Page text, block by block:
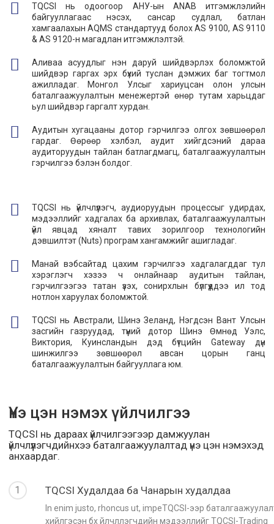
TQCSI нь одоогоор АНУ-ын ANAB итгэмжлэлийн
байгууллагаас нэсэх, сансар судлал, батлан
хамгаалахын AQMS стандартууд болох AS 9100, AS 9110
& AS 9120-н магадлан итгэмжлэлтэй.
Аливаа асуудлыг нэн даруй шийдвэрлэх боломжтой
шийдвэр гаргах эрх бүхий туслан дэмжих баг тогтмол
ажилладаг. Монгол Улсыг хариуцсан олон улсын
баталгаажуулалтын менежертэй өнөр тутам харьцдаг
ьул шийдвэр гаргалт хурдан.
Аудитын хугацааны дотор гэрчилгээ олгох зөвшөөрөл
гардаг. Өөрөөр хэлбэл, аудит хийгдсэний дараа
аудиторуудын тайлан батлагдмагц, баталгаажуулалтын
гэрчилгээ бэлэн болдог.
TQCSI нь үйлчлүүлэгч, аудиоруудын процессыг удирдах,
мэдээллийг хадгалах ба архивлах, баталгаажуулалтын
үйл явцад хяналт тавих зорилгоор технологийн
дэвшилтэт (Nuts) програм хангамжийг ашигладаг.
Манай вэбсайтад цахим гэрчилгээ хадгалагддаг тул
хэрэглэгч хэзээ ч онлайнаар аудитын тайлан,
гэрчилгээгээ татан үзэх, сонирхлын бүлгүүддээ ил тод
нотлон харуулах боломжтой.
TQCSI нь Австрали, Шинэ Зеланд, Нэгдсэн Вант Улсын
засгийн газруудад, түүний дотор Шинэ Өмнөд Уэлс,
Виктория, Куинсландын дэд бүтцийн Gateway дүн
шинжилгээ зөвшөөрөл авсан цорын ганц
баталгаажуулалтын байгууллага юм.
Үнэ цэн нэмэх үйлчилгээ
TQCSI нь дараах үйлчилгээгээр дамжуулан
үйлчлүүлэгчдийнхээ баталгаажуулалтад үнэ цэн нэмэхэд
анхаардаг.
1 TQCSI Худалдаа ба Чанарын худалдаа
In enim justo, rhoncus ut, impeTQCSI-ээр
хийлгэсэн бүх үйлчлүүлэгчдийн мэдээллийг TQCSI-Trading